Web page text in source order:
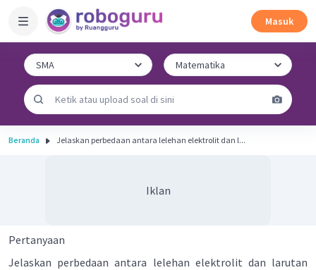
Masuk
Beranda Jelaskan perbedaan antara lelehan elektrolit dan l...
Iklan
Pertanyaan
Jelaskan perbedaan antara lelehan elektrolit dan larutan